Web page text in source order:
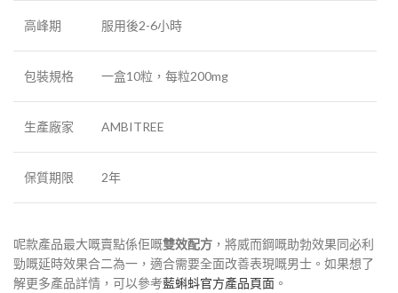
高峰期 服用後2-6小時
包裝規格 一盒10粒，每粒200mg
生產廠家 AMBITREE
保質期限 2年
呢款產品最大嘅賣點係佢嘅雙效配方 ，將威而鋼嘅助勃效果同必利
勁嘅延時效果合二為一，適合需要全面改善表現嘅男士。如果想了
解更多產品詳情，可以參考藍蝌蚪官方產品頁面 。